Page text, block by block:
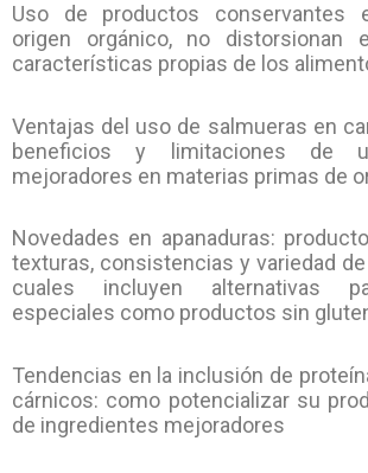
Uso de productos conservantes
origen orgánico, no distorsionan
características propias de los
Ventajas del uso de salmueras en
beneficios y limitaciones de
mejoradores en materias primas de
Novedades en apanaduras:
texturas, consistencias y variedad
cuales incluyen alternativas
especiales como productos sin
Tendencias en la inclusión de
cárnicos: como potencializar su
de ingredientes mejoradores